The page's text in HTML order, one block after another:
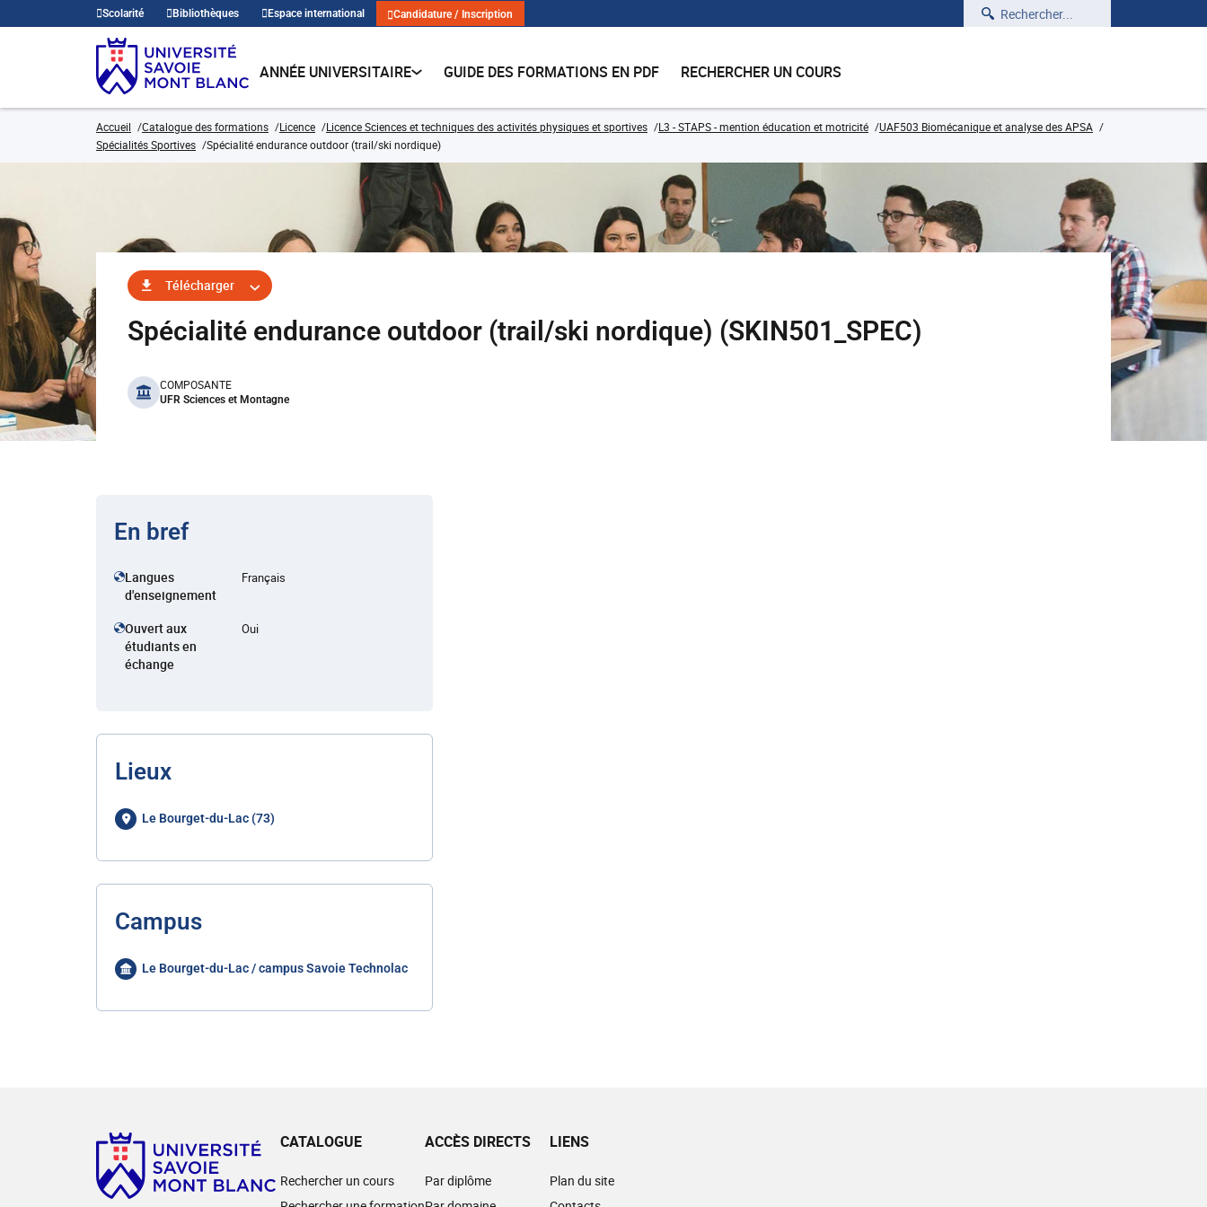
Scolarité Bibliothèques Espace international Candidature / Inscription Rechercher
ANNÉE UNIVERSITAIRE GUIDE DES FORMATIONS EN PDF RECHERCHER UN COURS
Accueil Catalogue des formations Licence Licence Sciences et techniques des activités physiques et sportives L3 - STAPS - mention éducation et motricité
UAF503 Biomécanique et analyse des APSA
Spécialités Sportives
Spécialité endurance outdoor (trail/ski nordique)
Télécharger
Spécialité endurance outdoor (trail/ski nordique) (SKIN501_SPEC)
benefits
COMPOSANTE
UFR Sciences et Montagne
En bref
Langues
d'enseignement
Français
Ouvert aux
étudiants en
échange
Oui
Lieux
Le Bourget-du-Lac (73)
Campus
Le Bourget-du-Lac / campus Savoie Technolac
CATALOGUE
Rechercher un cours
ACCÈS DIRECTS
Par diplôme
LIENS
Plan du site